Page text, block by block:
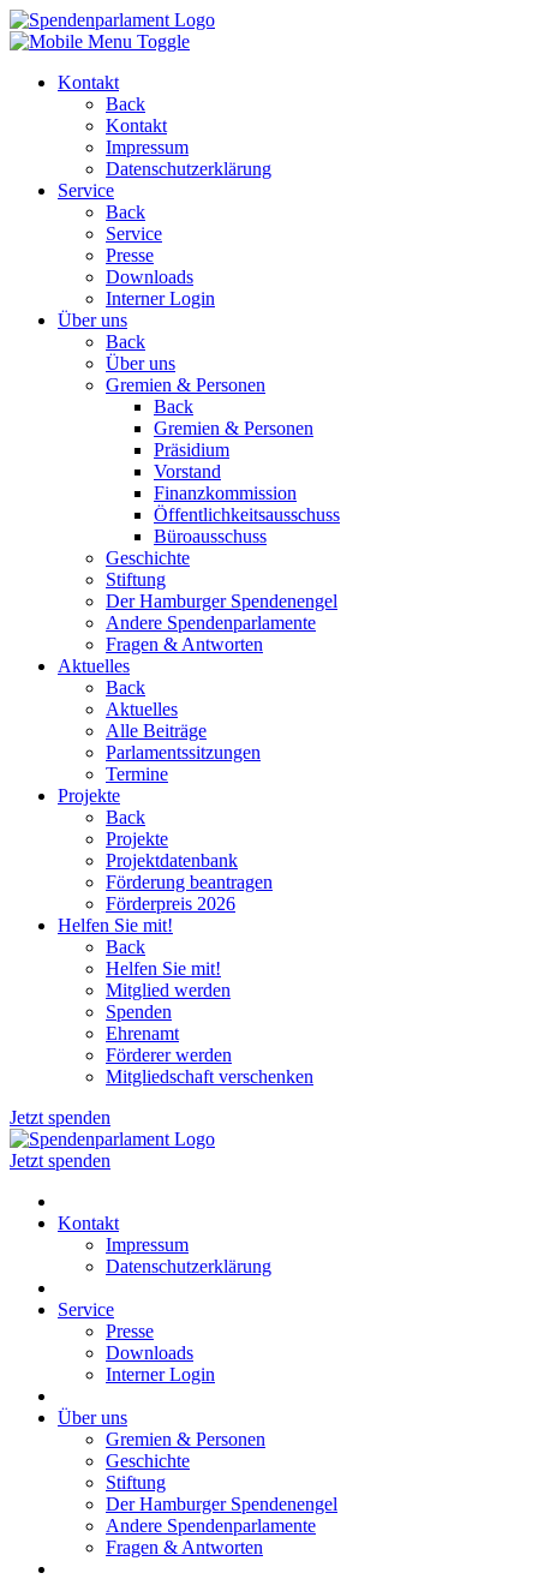
Kontakt
Back
Kontakt
Impressum
Datenschutzerklärung
Service
Back
Service
Presse
Downloads
Interner Login
Über uns
Back
Über uns
Gremien & Personen
Back
Gremien & Personen
Präsidium
Vorstand
Finanzkommission
Öffentlichkeitsausschuss
Büroausschuss
Geschichte
Stiftung
Der Hamburger Spendenengel
Andere Spendenparlamente
Fragen & Antworten
Aktuelles
Back
Aktuelles
Alle Beiträge
Parlamentssitzungen
Termine
Projekte
Back
Projekte
Projektdatenbank
Förderung beantragen
Förderpreis 2026
Helfen Sie mit!
Back
Helfen Sie mit!
Mitglied werden
Spenden
Ehrenamt
Förderer werden
Mitgliedschaft verschenken
Jetzt spenden
Jetzt spenden
Kontakt
Impressum
Datenschutzerklärung
Service
Presse
Downloads
Interner Login
Über uns
Gremien & Personen
Geschichte
Stiftung
Der Hamburger Spendenengel
Andere Spendenparlamente
Fragen & Antworten